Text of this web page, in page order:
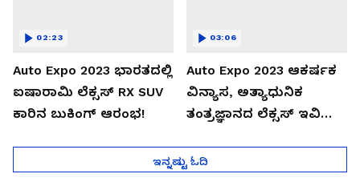
Auto Expo 2023 ಭಾರತದಲ್ಲಿ
ಐಷಾರಾಮಿ ಲೆಕ್ಸಸ್ RX SUV
ಕಾರಿನ ಬುಕಿಂಗ್ ಆರಂಭ!
02:23
Auto Expo 2023 ಆಕರ್ಷಕ
ವಿನ್ಯಾಸ, ಅತ್ಯಾಧುನಿಕ
ತಂತ್ರಜ್ಞಾನದ ಲೆಕ್ಸಸ್ ಇವಿ
03:06
ಇನ್ನಷ್ಟು ಓದಿ